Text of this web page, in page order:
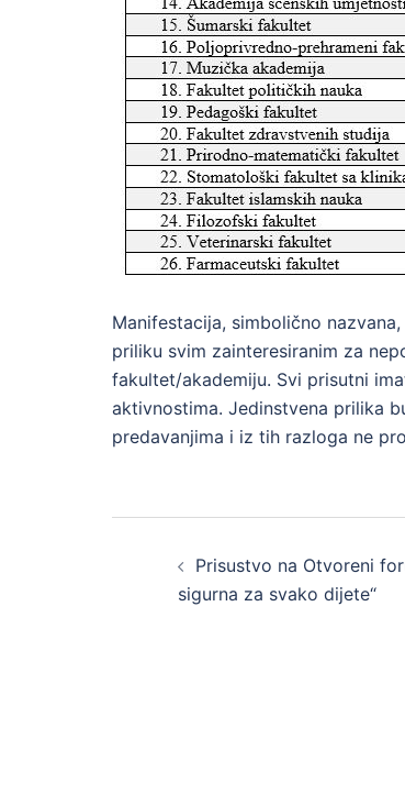
Manifestacija, simbolično nazvana,
priliku svim zainteresiranim za
fakultet/akademiju. Svi prisutni
aktivnostima. Jedinstvena prilika
predavanjima i iz tih razloga ne
navigation
Prisustvo na Otvoreni
sigurna za svako dijete“